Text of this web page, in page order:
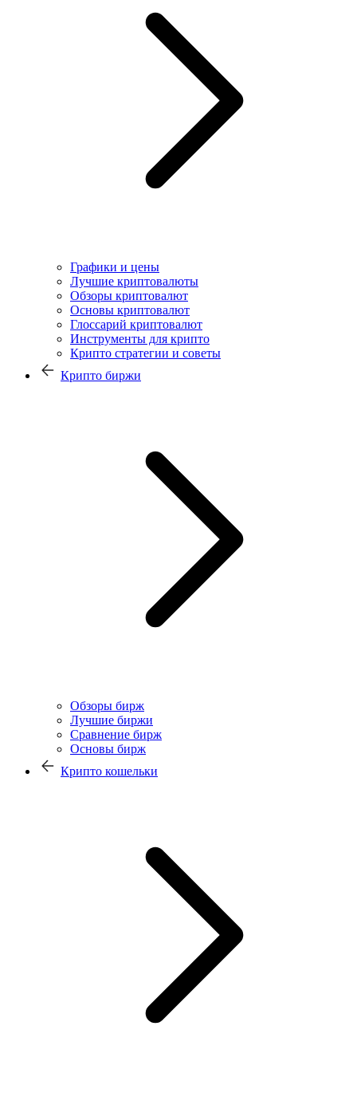
Графики и цены
Лучшие криптовалюты
Обзоры криптовалют
Основы криптовалют
Глоссарий криптовалют
Инструменты для крипто
Крипто стратегии и советы
Крипто биржи
Обзоры бирж
Лучшие биржи
Сравнение бирж
Основы бирж
Крипто кошельки